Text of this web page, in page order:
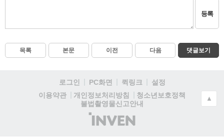
등록
목록 본문 이전 다음 댓글보기
로그인 PC화면 퀵링크
설정
이용약관
개인정보처리방침
청소년보호정책
불법촬영물신고안내
(주)
인
▲